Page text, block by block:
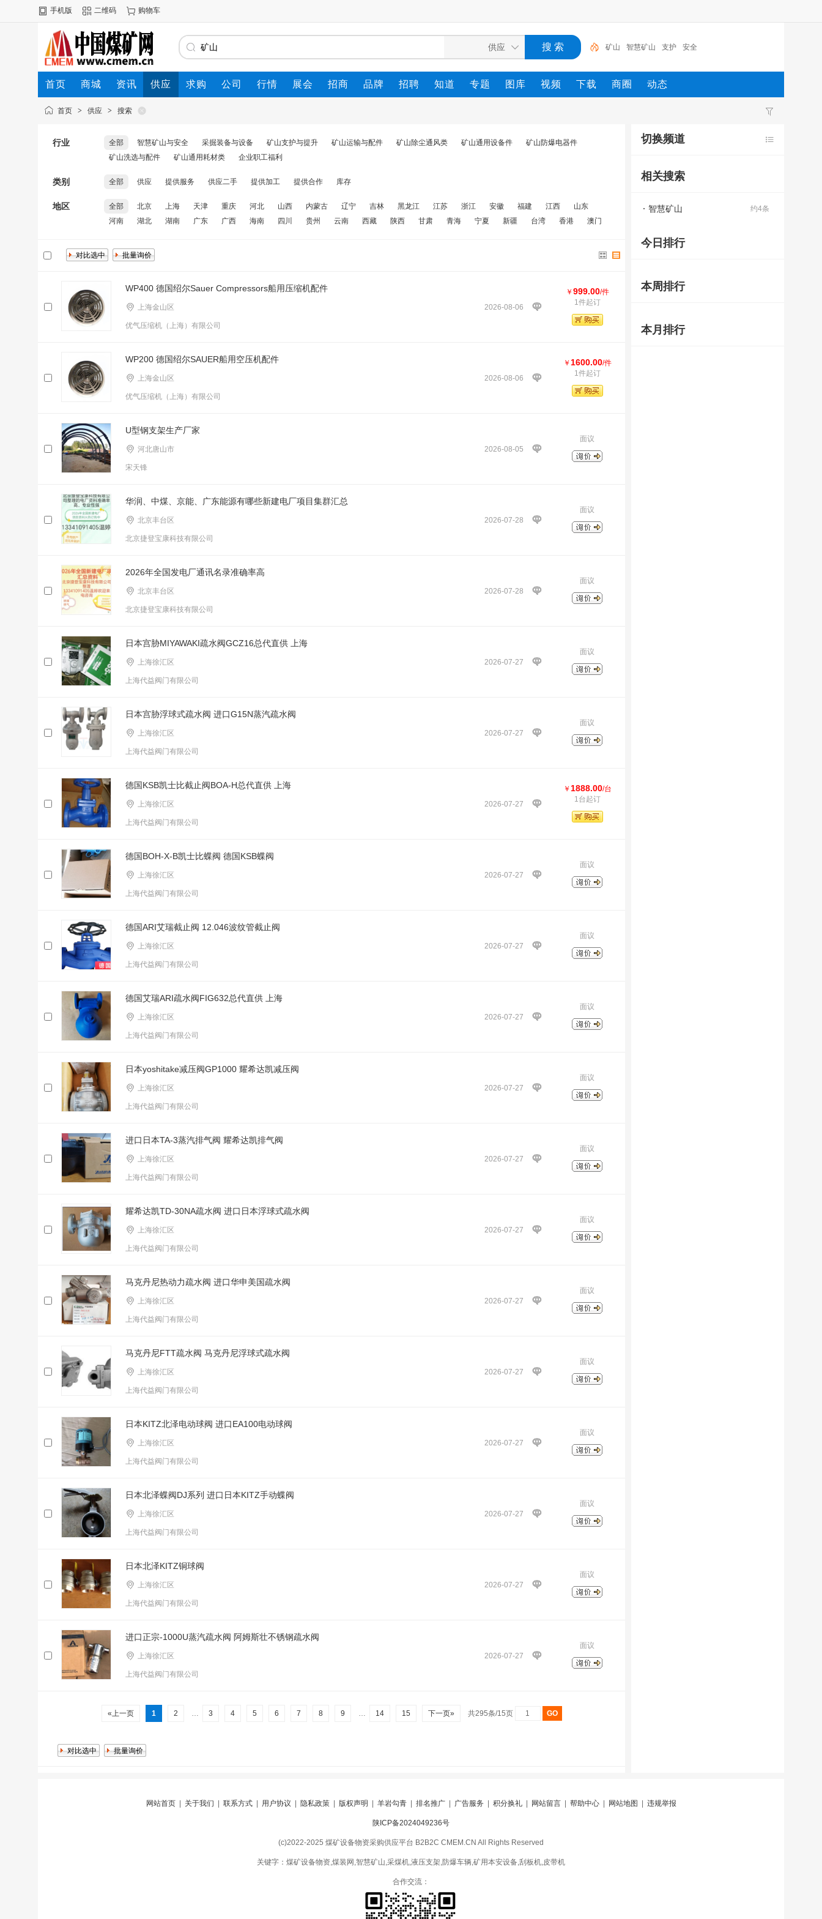
手机版 二维码 购物车
矿山 智慧矿山 支护 安全
首页 商城 资讯 供应 求购 公司 行情 展会 招商 品牌 招聘 知道 专题 图库 视频 下载 商圈 动态
首页 > 供应 > 搜索
行业 全部 智慧矿山与安全 采掘装备与设备 矿山支护与提升 矿山运输与配件 矿山除尘通风类 矿山通用设备件
矿山防爆电器件
矿山洗选与配件
矿山通用耗材类 企业职工福利
类别 全部 供应 提供服务 供应二手 提供加工 提供合作 库存
地区 全部 北京 上海 天津 重庆 河北 山西 内蒙古 辽宁 吉林 黑龙江 江苏 浙江 安徽 福建 江西
山东
河南
湖北 湖南 广东 广西 海南 四川 贵州 云南 西藏 陕西 甘肃 青海 宁夏 新疆 台湾 香港 澳门
WP400 德国绍尔Sauer Compressors船用压缩机配件
2026-08-06
上海金山区
优气压缩机（上海）有限公司
￥ 999.00/件
1件起订
WP200 德国绍尔SAUER船用空压机配件
2026-08-06
上海金山区
优气压缩机（上海）有限公司
￥ 1600.00/件
1件起订
U型钢支架生产厂家
2026-08-05
河北唐山市
宋天锋
面议
华润、中煤、京能、广东能源有哪些新建电厂项目集群汇总
2026-07-28
北京丰台区
北京捷登宝康科技有限公司
面议
2026年全国发电厂通讯名录准确率高
2026-07-28
北京丰台区
北京捷登宝康科技有限公司
面议
日本宫胁MIYAWAKI疏水阀GCZ16总代直供 上海
2026-07-27
上海徐汇区
上海代益阀门有限公司
面议
日本宫胁浮球式疏水阀 进口G15N蒸汽疏水阀
2026-07-27
上海徐汇区
上海代益阀门有限公司
面议
德国KSB凯士比截止阀BOA-H总代直供 上海
2026-07-27
上海徐汇区
上海代益阀门有限公司
￥ 1888.00/台
1台起订
德国BOH-X-B凯士比蝶阀 德国KSB蝶阀
2026-07-27
上海徐汇区
上海代益阀门有限公司
面议
德国ARI艾瑞截止阀 12.046波纹管截止阀
2026-07-27
上海徐汇区
上海代益阀门有限公司
面议
德国艾瑞ARI疏水阀FIG632总代直供 上海
2026-07-27
上海徐汇区
上海代益阀门有限公司
面议
日本yoshitake减压阀GP1000 耀希达凯减压阀
2026-07-27
上海徐汇区
上海代益阀门有限公司
面议
进口日本TA-3蒸汽排气阀 耀希达凯排气阀
2026-07-27
上海徐汇区
上海代益阀门有限公司
面议
耀希达凯TD-30NA疏水阀 进口日本浮球式疏水阀
2026-07-27
上海徐汇区
上海代益阀门有限公司
面议
马克丹尼热动力疏水阀 进口华申美国疏水阀
2026-07-27
上海徐汇区
上海代益阀门有限公司
面议
马克丹尼FTT疏水阀 马克丹尼浮球式疏水阀
2026-07-27
上海徐汇区
上海代益阀门有限公司
面议
日本KITZ北泽电动球阀 进口EA100电动球阀
2026-07-27
上海徐汇区
上海代益阀门有限公司
面议
日本北泽蝶阀DJ系列 进口日本KITZ手动蝶阀
2026-07-27
上海徐汇区
上海代益阀门有限公司
面议
日本北泽KITZ铜球阀
2026-07-27
上海徐汇区
上海代益阀门有限公司
面议
进口正宗-1000U蒸汽疏水阀 阿姆斯壮不锈钢疏水阀
2026-07-27
上海徐汇区
上海代益阀门有限公司
面议
«上一页 1 2 … 3 4 5 6 7 8 9 … 14 15 下一页» 共295条/15页
切换频道
相关搜索
约4条
智慧矿山
今日排行
本周排行
本月排行
网站首页| 关于我们 联系方式| 用户协议 隐私政策| 版权声明 羊岩勾青| 排名推广| 广告服务 积分换礼| 网站留言| 帮助中心| 网站地图 违规举报
陕ICP备2024049236号
(c)2022-2025 煤矿设备物资采购供应平台 B2B2C CMEM.CN All Rights Reserved
关键字：煤矿设备物资,煤装网,智慧矿山,采煤机,液压支架,防爆车辆,矿用本安设备,刮板机,皮带机
合作交流：